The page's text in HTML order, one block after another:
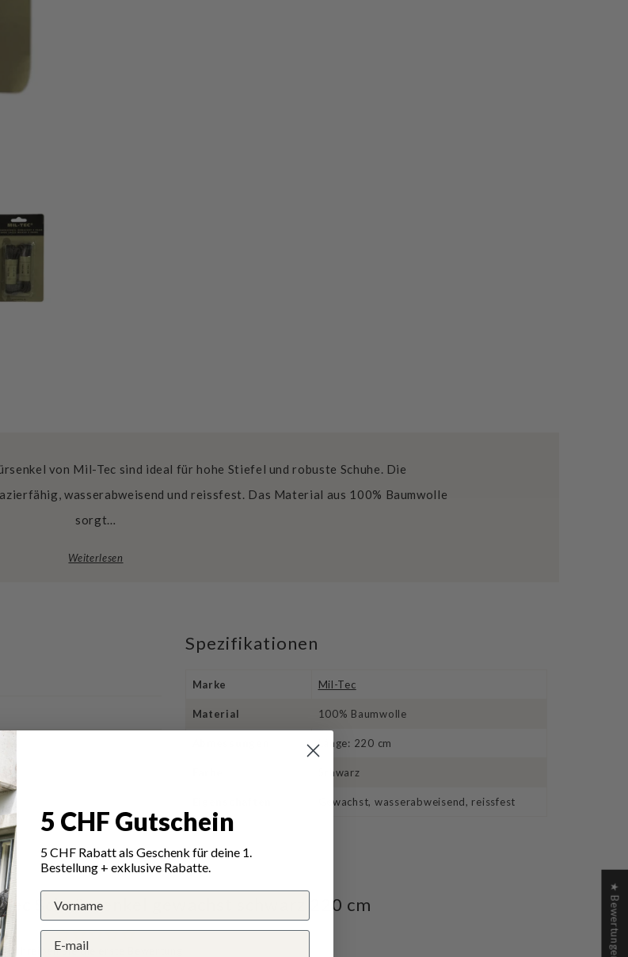
von Mil-Tec sind ideal für hohe Stiefel und robuste Schuhe. Die
wasserabweisend und reissfest. Das Material aus 100% Baumwolle
sorgt…
Weiterlesen
Spezifikationen
Marke Mil-Tec
Material 100% Baumwolle
Länge: 220 cm
Schwarz
Gewachst, wasserabweisend, reissfest
Schnürsenkel gewachst schwarz 220 cm
Schreiben Sie die erste Bewertung ★ Bewertungen
5 CHF Gutschein
5 CHF Rabatt als Geschenk für deine 1.
Bestellung + exklusive Rabatte.